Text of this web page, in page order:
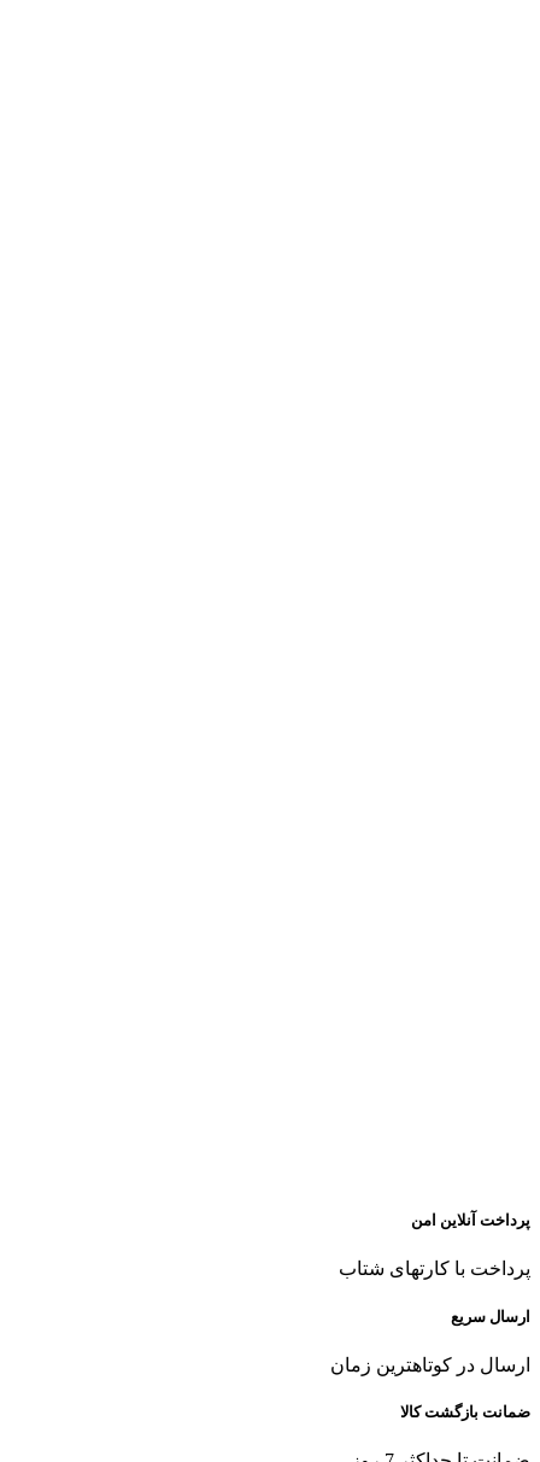
پرداخت آنلاین امن
پرداخت با کارتهای شتاب
ارسال سریع
ارسال در کوتاهترین زمان
ضمانت بازگشت کالا